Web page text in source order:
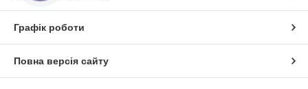
Графік роботи
Повна версія сайту